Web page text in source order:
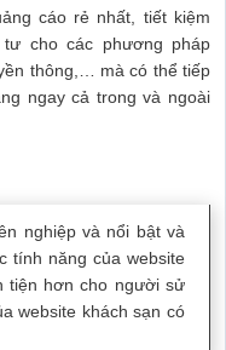
cáo rẻ nhất, tiết kiệm
cho các phương pháp
thông,… mà có thể tiếp
ngay cả trong và ngoài
nghiệp và nổi bật và
tính năng của website
tiện hơn cho người sử
website khách sạn có